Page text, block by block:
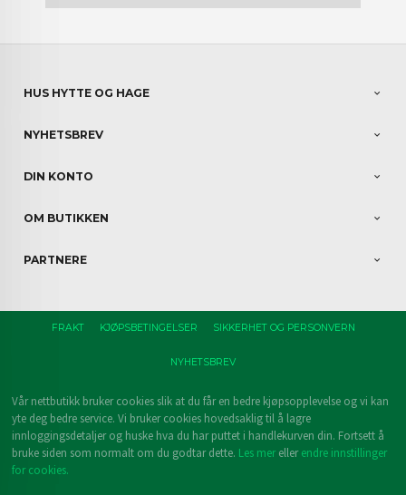
HUS HYTTE OG HAGE
NYHETSBREV
DIN KONTO
OM BUTIKKEN
PARTNERE
FRAKT KJØPSBETINGELSER SIKKERHET OG PERSONVERN
NYHETSBREV
Vår nettbutikk bruker cookies slik at du får en bedre kjøpsopplevelse og vi kan
yte deg bedre service. Vi bruker cookies hovedsaklig til å lagre
innloggingsdetaljer og huske hva du har puttet i handlekurven din. Fortsett å
bruke siden som normalt om du godtar dette. Les merellerendre innstillinger
for cookies.